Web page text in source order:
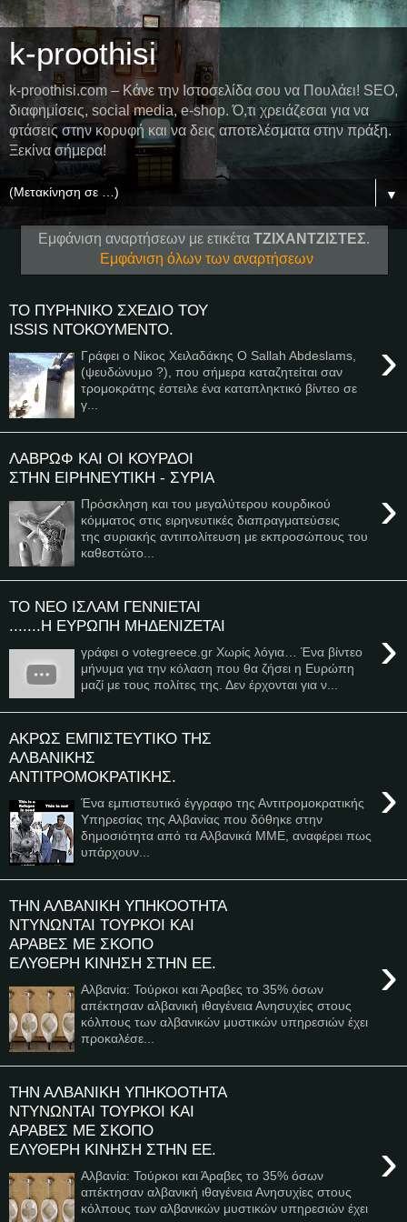
k-proothisi
k-proothisi.com – Κάνε την Ιστοσελίδα σου να Πουλάει! SEO,
διαφημίσεις, social media, e-shop. Ό,τι χρειάζεσαι για να
φτάσεις στην κορυφή και να δεις αποτελέσματα στην πράξη.
Ξεκίνα σήμερα!
▼
Εμφάνιση αναρτήσεων με ετικέτα ΤΖΙΧΑΝΤΖΙΣΤΕΣ.
Εμφάνιση όλων των αναρτήσεων
ΤΟ ΠΥΡΗΝΙΚΟ ΣΧΕΔΙΟ ΤΟΥ
ISSIS ΝΤΟΚΟΥΜΕΝΤΟ.
›
Γράφει ο Νίκος Χειλαδάκης Ο Sallah Abdeslams,
(ψευδώνυμο ?), που σήμερα καταζητείται σαν
τρομοκράτης έστειλε ένα καταπληκτικό βίντεο σε
γ...
ΛΑΒΡΩΦ ΚΑΙ ΟΙ ΚΟΥΡΔΟΙ
ΣΤΗΝ ΕΙΡΗΝΕΥΤΙΚΗ - ΣΥΡΙΑ
›
Πρόσκληση και του μεγαλύτερου κουρδικού
κόμματος στις ειρηνευτικές διαπραγματεύσεις
της συριακής αντιπολίτευση με εκπροσώπους του
καθεστώτο...
ΤΟ ΝΕΟ ΙΣΛΑΜ ΓΕΝΝΙΕΤΑΙ
.......Η ΕΥΡΩΠΗ ΜΗΔΕΝΙΖΕΤΑΙ
›
γράφει ο votegreece.gr Χωρίς λόγια… Ένα βίντεο
μήνυμα για την κόλαση που θα ζήσει η Ευρώπη
μαζί με τους πολίτες της. Δεν έρχονται για ν...
ΑΚΡΩΣ ΕΜΠΙΣΤΕΥΤΙΚΟ ΤΗΣ
ΑΛΒΑΝΙΚΗΣ
ΑΝΤΙΤΡΟΜΟΚΡΑΤΙΚΗΣ.
›
Ένα εμπιστευτικό έγγραφο της Αντιτρομοκρατικής
Υπηρεσίας της Αλβανίας που δόθηκε στην
δημοσιότητα από τα Αλβανικά ΜΜΕ, αναφέρει πως
υπάρχουν...
ΤΗΝ ΑΛΒΑΝΙΚΗ ΥΠΗΚΟΟΤΗΤΑ
ΝΤΥΝΩΝΤΑΙ ΤΟΥΡΚΟΙ ΚΑΙ
ΑΡΑΒΕΣ ΜΕ ΣΚΟΠΟ
ΕΛΥΘΕΡΗ ΚΙΝΗΣΗ ΣΤΗΝ ΕΕ.
›
Αλβανία: Τούρκοι και Άραβες το 35% όσων
απέκτησαν αλβανική ιθαγένεια Ανησυχίες στους
κόλπους των αλβανικών μυστικών υπηρεσιών έχει
προκαλέσε...
ΤΗΝ ΑΛΒΑΝΙΚΗ ΥΠΗΚΟΟΤΗΤΑ
ΝΤΥΝΩΝΤΑΙ ΤΟΥΡΚΟΙ ΚΑΙ
ΑΡΑΒΕΣ ΜΕ ΣΚΟΠΟ
ΕΛΥΘΕΡΗ ΚΙΝΗΣΗ ΣΤΗΝ ΕΕ.
›
Αλβανία: Τούρκοι και Άραβες το 35% όσων
απέκτησαν αλβανική ιθαγένεια Ανησυχίες στους
κόλπους των αλβανικών μυστικών υπηρεσιών έχει